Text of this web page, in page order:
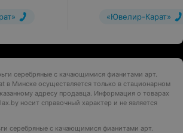
«Ювелир-Карат»
серебряные с качающимися фианитами арт.
в Минске осуществляется только в стационарном
адресу продавца. Информация о товарах
носит справочный характер и не является
серебряные с качающимися фианитами арт.